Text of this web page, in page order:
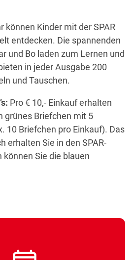
Wegbeschreibung
können Kinder mit der SPAR
entdecken. Die spannenden
und Bo laden zum Lernen und
in jeder Ausgabe 200
und Tauschen.
Pro € 10,- Einkauf erhalten
grünes Briefchen mit 5
10 Briefchen pro Einkauf). Das
erhalten Sie in den SPAR-
Sie die blauen
statt statt
statt statt